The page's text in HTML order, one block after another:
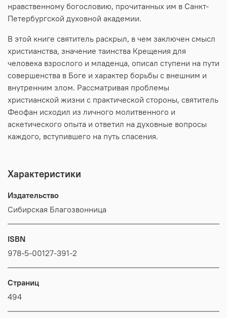
нравственному богословию, прочитанных им в Санкт-
Петербургской духовной академии.
В этой книге святитель раскрыл, в чем заключен смысл
христианства, значение таинства Крещения для
человека взрослого и младенца, описал ступени на пути
совершенства в Боге и характер борьбы с внешним и
внутренним злом. Рассматривая проблемы
христианской жизни с практической стороны, святитель
Феофан исходил из личного молитвенного и
аскетического опыта и ответил на духовные вопросы
каждого, вступившего на путь спасения.
Характеристики
Издательство
Сибирская Благозвонница
ISBN
978-5-00127-391-2
Страниц
494